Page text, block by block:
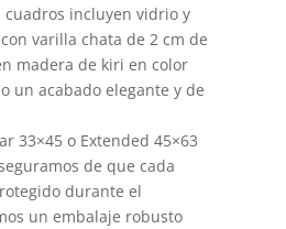
cuadros incluyen vidrio y
varilla chata de 2 cm de
madera de kiri en color
un acabado elegante y de
33×45 o Extended 45×63
de que cada
durante el
un embalaje robusto